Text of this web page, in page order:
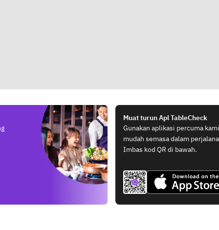
Muat turun Apl TableCheck
Gunakan aplikasi percuma
mudah semasa dalam
Imbas kod QR di bawah.